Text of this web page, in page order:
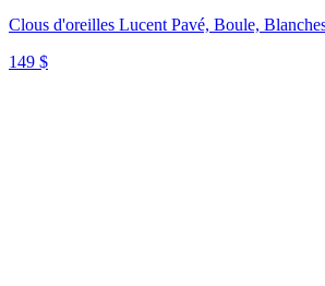
Clous d'oreilles Lucent Pavé, Boule,
149 $